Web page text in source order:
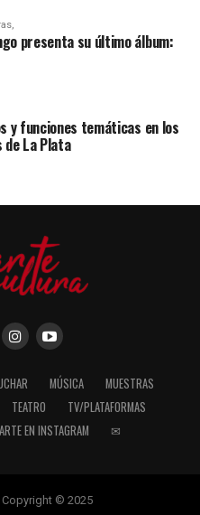
presenta su último álbum:
y funciones temáticas en los
de La Plata
MÚSICA
MUESTRAS
TEATRO
TV/PLATAFORMAS
EN INSTAGRAM ✉
Copyright © 2025